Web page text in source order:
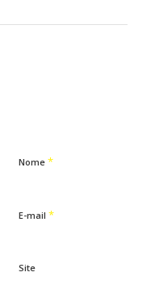
Nome *
E-mail *
Site